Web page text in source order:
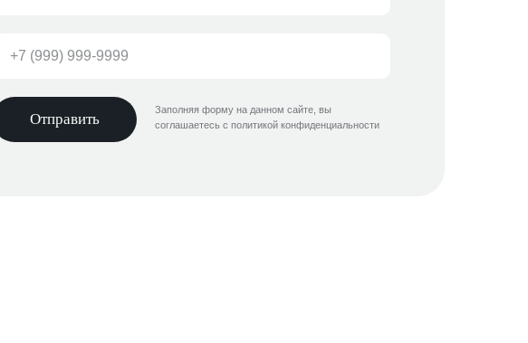
Заполняя форму на данном сайте, вы
соглашаетесь с политикой конфиденциальности
Отправить